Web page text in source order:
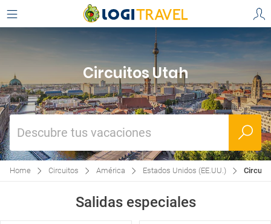
Circuitos Utah
Descubre tus vacaciones
Home Circuitos América Estados Unidos (EE.UU.)
Salidas especiales